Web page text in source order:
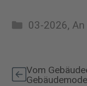
Kategorien
03-2026, An
Vom